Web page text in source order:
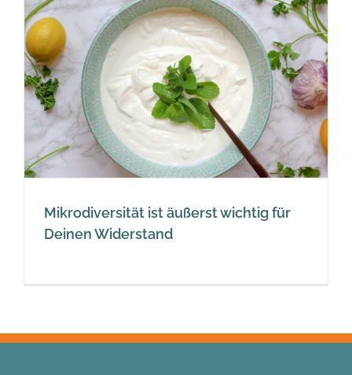
Mikrodiversität ist äußerst wichtig für
Deinen Widerstand